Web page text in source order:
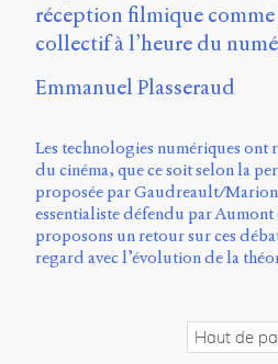
ligne
Université
de
Sherbrooke
Campus
de
Longueuil
Local
réception filmique
collectif à l’heure du
Emmanuel Plasseraud
Les technologies numériques ont
du cinéma, que ce soit selon la
proposée par Gaudreault/
essentialiste défendu par
proposons un retour sur ces
regard avec l’évolution de la
Haut de